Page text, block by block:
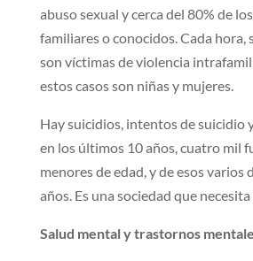
abuso sexual y cerca del 80% de
familiares o conocidos. Cada hora,
son víctimas de violencia
estos casos son niñas y mujeres.
Hay suicidios, intentos de suicidio
en los últimos 10 años, cuatro mil
menores de edad, y de esos varios
años. Es una sociedad que
Salud mental y trastornos